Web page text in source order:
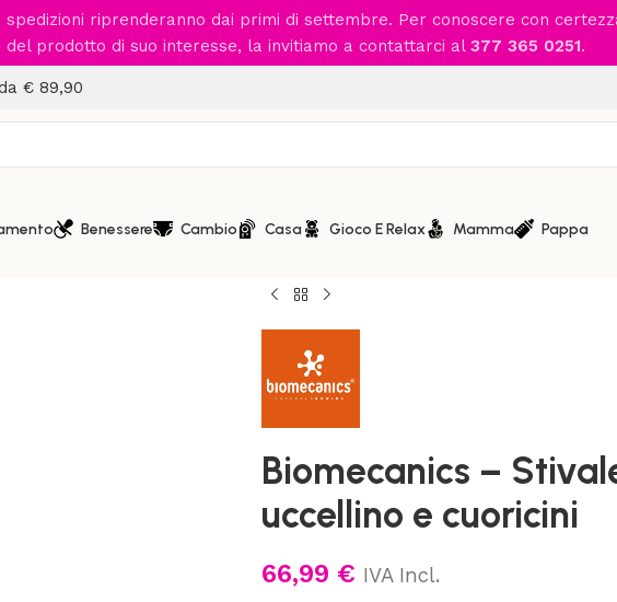
riprenderanno dai primi di settembre. Per conoscere con
del prodotto di suo interesse, la invitiamo a contattarci al 377 365 0251.
€ 89,90
Benessere Cambio Casa Gioco E Relax Mamma Pappa
Home/Abbigliamento/Calzature bimba
Biomecanics –
uccellino e cuoricini
66,99 € IVA Incl.